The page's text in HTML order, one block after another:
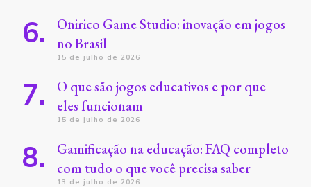
Onirico Game Studio: inovação em jogos
no Brasil
15 de julho de 2026
O que são jogos educativos e por que
eles funcionam
15 de julho de 2026
Gamificação na educação: FAQ completo
com tudo o que você precisa saber
13 de julho de 2026